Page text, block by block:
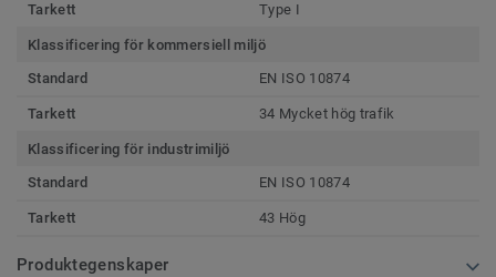
Tarkett Type I
Klassificering för kommersiell miljö
Standard
EN ISO 10874
Tarkett 34 Mycket hög trafik
Klassificering för industrimiljö
Standard
EN ISO 10874
Tarkett 43 Hög
Produktegenskaper